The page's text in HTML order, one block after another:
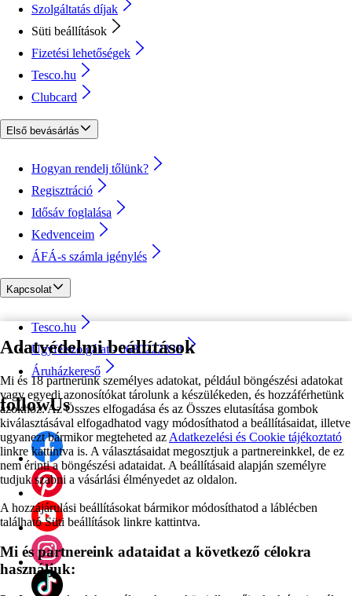
Adatvédelmi beállítások
Mi és 18 partnerünk személyes adatokat, például böngészési adatokat
vagy egyedi azonosítókat tárolunk a készülékeden, és hozzáférhetünk
azokhoz. Az Összes elfogadása és az Összes elutasítása gombok
kiválasztásával elfogadhatod vagy módosíthatod a beállításaidat, illetve
ugyanezt bármikor megteheted az Adatkezelési és Cookie tájékoztató
linkre kattintva is. A választásaidat megosztjuk a partnereinkkel, de ez
nem érinti a böngészési adataidat. A beállításaid alapján személyre
tudjuk szabni a vásárlási élményedet az oldalon.
A hozzájárulási beállításokat bármikor módosíthatod a láblécben
található Süti beállítások linkre kattintva.
Mi és partnereink adataidat a következő célokra
használjuk:
Szolgáltatás díjak
Süti beállítások
Fizetési lehetőségek
Tesco.hu
Clubcard
Első bevásárlás
Hogyan rendelj tőlünk?
Regisztráció
Idősáv foglalása
Kedvenceim
ÁFÁ-s számla igénylés
Kapcsolat
Tesco.hu
Ügyfélszolgálat - 0680222333
Áruházkereső
followUs